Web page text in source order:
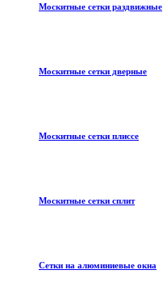
Москитные сетки раздвижные
Москитные сетки дверные
Москитные сетки плиссе
Москитные сетки сплит
Сетки на алюминиевые окна